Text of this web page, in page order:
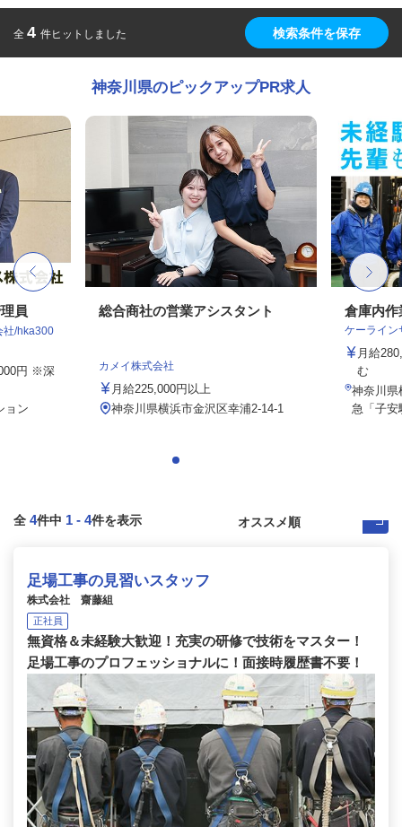
全 4 件ヒットしました 検索条件を保存
神奈川県のピックアップPR求人
員
社/hka300
円 ※深
ョン
総合商社の営業アシスタント
カメイ株式会社
月給225,000円以上
神奈川県横浜市金沢区幸浦2-14-1
倉庫内作
ケーライ
月給
む
神奈川県
急「子安
全 4件中 1 - 4件を表示
足場工事の見習いスタッフ
株式会社 齋藤組
正社員
無資格＆未経験大歓迎！充実の研修で技術をマスター！
足場工事のプロフェッショナルに！面接時履歴書不要！